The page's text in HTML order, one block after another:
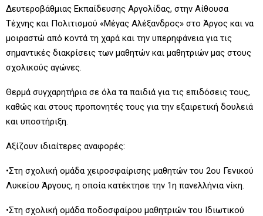
Δευτεροβάθμιας Εκπαίδευσης Αργολίδας, στην Αίθουσα
Τέχνης και Πολιτισμού «Μέγας Αλέξανδρος» στο Άργος και να
μοιραστώ από κοντά τη χαρά και την υπερηφάνεια για τις
σημαντικές διακρίσεις των μαθητών και μαθητριών μας στους
σχολικούς αγώνες.
Θερμά συγχαρητήρια σε όλα τα παιδιά για τις επιδόσεις τους,
καθώς και στους προπονητές τους για την εξαιρετική δουλειά
και υποστήριξη.
Αξίζουν ιδιαίτερες αναφορές:
•Στη σχολική ομάδα χειροσφαίρισης μαθητών του 2ου Γενικού
Λυκείου Άργους, η οποία κατέκτησε την 1η πανελλήνια νίκη.
•Στη σχολική ομάδα ποδοσφαίρου μαθητριών του Ιδιωτικού